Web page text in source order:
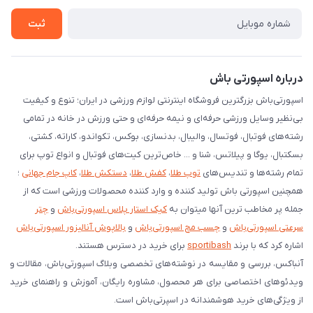
شرایط بازگردانی کالا
ثبت
درباره اسپورتی باش
اسپورتی‌باش بزرگترین فروشگاه اینترنتی لوازم ورزشی در ایران؛ تنوع و کیفیت
بی‌نظیر وسایل ورزشی حرفه‌ای و نیمه حرفه‌ای و حتی ورزش در خانه در تمامی
رشته‌های فوتبال، فوتسال، والیبال، بدنسازی، بوکس، تکواندو، کاراته، کشتی،
بسکتبال، یوگا و پیلاتس، شنا و ... خاص‌ترین کیت‌های فوتبال و انواع توپ برای
تمام رشته‌ها و تندیس‌های توپ طلا، کفش طلا، دستکش طلا، کاپ جام جهانی ؛
همچنین اسپورتی باش تولید کننده و وارد کننده محصولات ورزشی است که از
جمله پر مخاطب ترین آنها میتوان به کیک استار پلاس اسپورتی‌باش و چتر
سرعتی اسپورتی‌باش و چسب مچ اسپورتی‌باش و بالاپوش آنالیزور اسپورتی‌باش
اشاره کرد که با برند sportibash برای خرید در دسترس هستند.
آنباکس، بررسی‌ و مقایسه در نوشته‌های تخصصی وبلاگ اسپورتی‌باش، مقالات و
ویدئوهای اختصاصی برای هر محصول، مشاوره رایگان، آموزش و راهنمای خرید
از ویژگی‌های خرید هوشمندانه در اسپرتی‌باش است.